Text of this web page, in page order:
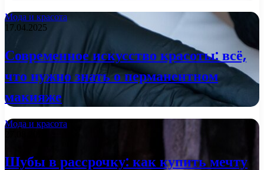
Мода и красота
17.04.2025
Современное искусство красоты: всё,
что нужно знать о перманентном
макияже
Мода и красота
Шубы в рассрочку: как купить мечту